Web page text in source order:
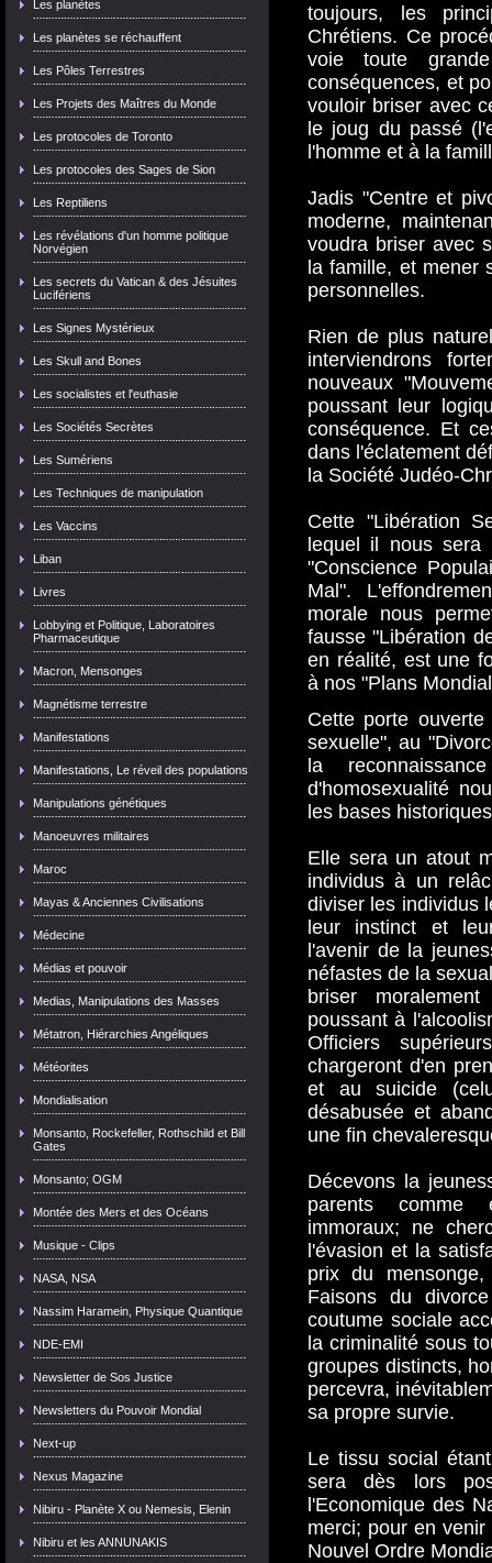
Les planètes
Les planètes se réchauffent
Les Pôles Terrestres
Les Projets des Maîtres du Monde
Les protocoles de Toronto
Les protocoles des Sages de Sion
Les Reptiliens
Les révélations d'un homme politique
Norvégien
Les secrets du Vatican & des Jésuites
Lucifériens
Les Signes Mystérieux
Les Skull and Bones
Les socialistes et l'euthasie
Les Sociétés Secrètes
Les Sumériens
Les Techniques de manipulation
Les Vaccins
Liban
Livres
Lobbying et Politique, Laboratoires
Pharmaceutique
Macron, Mensonges
Magnétisme terrestre
Manifestations
Manifestations, Le réveil des populations
Manipulations génétiques
Manoeuvres militaires
Maroc
Mayas & Anciennes Civilisations
Médecine
Médias et pouvoir
Medias, Manipulations des Masses
Métatron, Hiérarchies Angéliques
Météorites
Mondialisation
Monsanto, Rockefeller, Rothschild et Bill
Gates
Monsanto; OGM
Montée des Mers et des Océans
Musique - Clips
NASA, NSA
Nassim Haramein, Physique Quantique
NDE-EMI
Newsletter de Sos Justice
Newsletters du Pouvoir Mondial
Next-up
Nexus Magazine
Nibiru - Planète X ou Nemesis, Elenin
Nibiru et les ANNUNAKIS
toujours, les
Chrétiens. Ce
voie toute
conséquences, et
vouloir briser avec
le joug du passé
l'homme et à la
Jadis "Centre et
moderne,
voudra briser avec
la famille, et mener
personnelles.
Rien de plus
interviendrons
nouveaux
poussant leur
conséquence. Et
dans l'éclatement
la Société Judéo-
Cette "Libération
lequel il nous
"Conscience
Mal".
morale nous
fausse "Libération
en réalité, est une
à nos "Plans
Cette porte
sexuelle", au
la
d'homosexualité
les bases
Elle sera un atout
individus à un
diviser les individus
leur instinct et
l'avenir de la
néfastes de la
briser
poussant à
Officiers
chargeront d'en
et au suicide
désabusée et
une fin
Décevons la
parents comme
immoraux; ne
l'évasion et la
prix du
Faisons du
coutume sociale
la criminalité sous
groupes distincts,
percevra,
sa propre survie.
Le tissu social
sera dès lors
l'Economique des
merci; pour en
Nouvel Ordre